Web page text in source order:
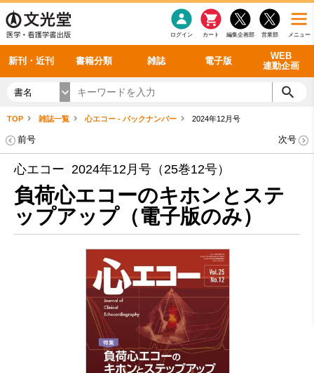
メニュー
営業部
編集企画部
カート
ログイン
新刊・近刊 書籍分類 雑誌 電子版
WEB
連動企画
感染症 老年医学
看護・介護
呼吸器
循環器
シリーズ一覧
雑誌投稿規定
理学療法
雑誌案内・年間購読 最新号 バックナンバー
電子書籍
電子雑誌
書籍「データに基づく臨床動作分析」WEB動画
書籍「眼手術学」WEB動画
書籍「神経症候学 II 改訂第二版」 WEB動画
新刊一覧
今後の発行予定
書名
TOP 雑誌一覧 心エコー - バックナンバー 2024年12月号
前号 次号
心エコー 2024年12月号（25巻12号）
負荷心エコーのキホンとステ
ップアップ（電子版のみ）